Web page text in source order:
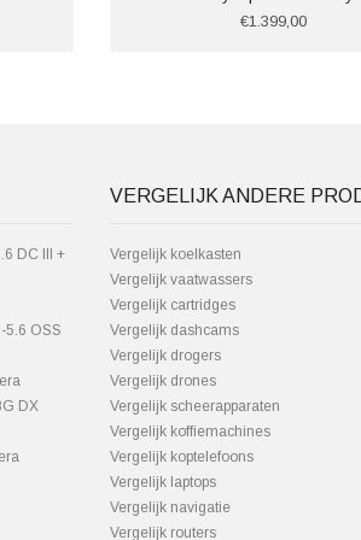
€1.399,00
DC III +
5.6 OSS
DX
VERGELIJK ANDERE
Vergelijk koelkasten
Vergelijk vaatwassers
Vergelijk cartridges
Vergelijk dashcams
Vergelijk drogers
Vergelijk drones
Vergelijk scheerapparaten
Vergelijk koffiemachines
Vergelijk koptelefoons
Vergelijk laptops
Vergelijk navigatie
Vergelijk routers